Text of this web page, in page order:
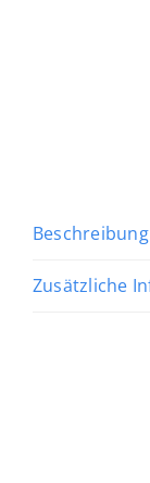
Beschreibung
Zusätzliche